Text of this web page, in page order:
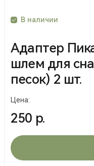
В наличии
Адаптер
шлем для
песок) 2 шт.
Цена:
250 р.